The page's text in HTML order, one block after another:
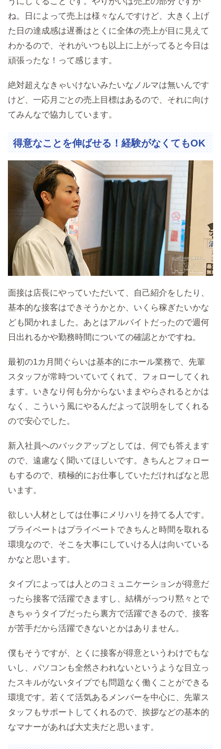
ね。日によって売上は様々なんですけど、大きく上げ
た日の達成感は遅番はとくに全体の売上が目に見えて
わかるので、それがいつも以上に上がってると今日は
頑張ったな！って感じます。
絶対超えなきゃいけないみたいなノルマは無いんです
けど、一応月ごとの売上目標はあるので、それに向け
てみんなで協力しています。
得意なことを伸ばせる！経験がなくてもOK
面接は店長にやっていただいて、自己紹介をしたり、
基本的な接客はできそうかとか、いくら稼ぎたいかな
ども聞かれました。あとはアルバイトだったので週何
日出れるかや勤務時間についての確認とかですね。
最初の1カ月間ぐらいは基本的にホール業務で、先輩
スタッフが常時ついていてくれて、フォローしてくれ
ます。いきなり何も分からないままやらされるとかは
なく、こういう風にやるんだよって説明をしてくれる
ので安心でした。
新入社員へのバックアップとしては、何でも答えます
ので、遠慮なく聞いてほしいです。きちんとフォロー
もするので、積極的にお仕事していただければなと思
います。
欲しい人材としては仕事にメリハリを持てる人です。
プライベートはプライベートできちんと時間を取れる
環境なので、そこを大事にしていける人は向いている
かなと思います。
タイプによっては人とのコミュニケーションが得意だ
ったら接客で活躍できますし、結構がっつり黙々とで
きちゃうタイプだったら裏方で活躍できるので、接客
が苦手だから活躍できないとかはありません。
僕もそうですが、とくに接客が得意というわけでもな
いし、パソコンも全然さわれないというような目立っ
たスキルがないタイプでも問題なく働くことができる
環境です。若くて活気あるメンバーを中心に、先輩ス
タッフもサポートしてくれるので、挨拶などの基本的
なマナーがあれば大丈夫だと思います。